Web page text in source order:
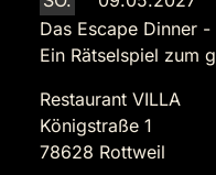
Das Escape Dinner
Ein Rätselspiel zum
Restaurant VILLA
Königstraße 1
78628 Rottweil